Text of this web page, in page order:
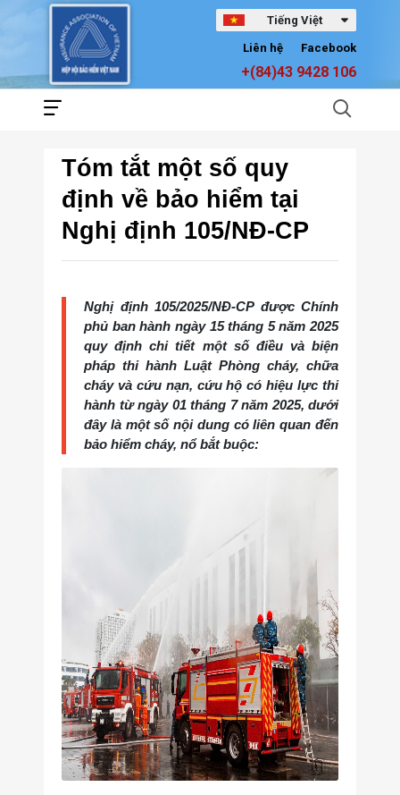
Tiếng Việt
Facebook
Liên hệ
+(84)43 9428 106
Tóm tắt một số quy
định về bảo hiểm tại
Nghị định 105/NĐ-CP
Nghị định 105/2025/NĐ-CP được Chính
phủ ban hành ngày 15 tháng 5 năm 2025
quy định chi tiết một số điều và biện
pháp thi hành Luật Phòng cháy, chữa
cháy và cứu nạn, cứu hộ có hiệu lực thi
hành từ ngày 01 tháng 7 năm 2025, dưới
đây là một số nội dung có liên quan đến
bảo hiểm cháy, nổ bắt buộc: